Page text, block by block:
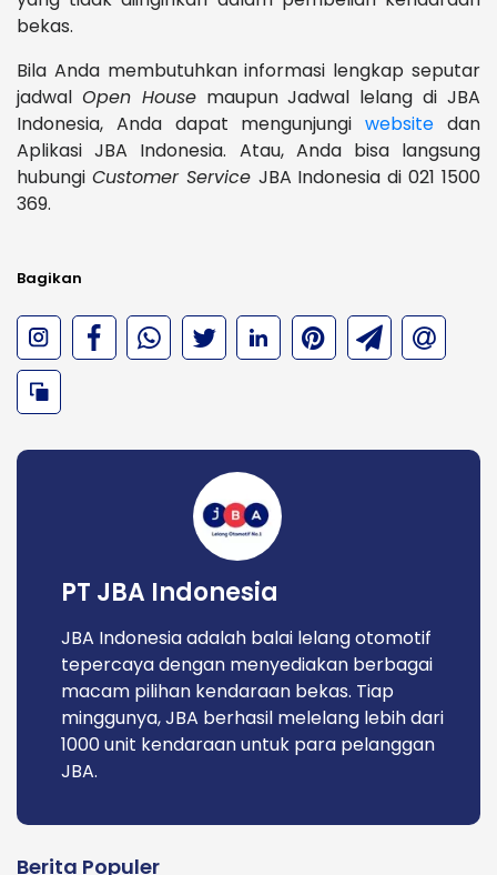
bekas.
Bila Anda membutuhkan informasi lengkap seputar
jadwal Open Housemaupun Jadwal lelang di JBA
Indonesia, Anda dapat mengunjungiwebsitedan
Aplikasi JBA Indonesia. Atau, Anda bisa langsung
hubungi Customer Service JBA Indonesia di 021 1500
369.
Bagikan
PT JBA Indonesia
JBA Indonesia adalah balai lelang otomotif
tepercaya dengan menyediakan berbagai
macam pilihan kendaraan bekas. Tiap
minggunya, JBA berhasil melelang lebih dari
1000 unit kendaraan untuk para pelanggan
JBA.
Berita Populer